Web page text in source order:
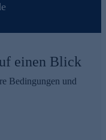
einen Blick
Bedingungen und